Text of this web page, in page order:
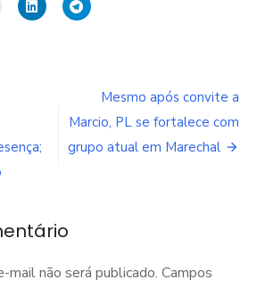
Mesmo após convite a
Marcio, PL se fortalece com
grupo atual em Marechal
mail não será publicado. Campos